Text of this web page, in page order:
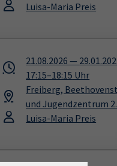
Luisa-Maria Preis
21.08.2026 —
17:15–18:15 Uhr
Freiberg,
und Jugendzentrum
Luisa-Maria Preis